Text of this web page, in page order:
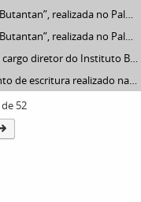
Cerimônia de entrega da “Medalha Instituto Butantan”, realizada no Palácio dos Bandeirantes. Da esquerda para direita, André Franco Montoro, Governador de São Paulo, João Yunes, Secretário Estadual da Saúde, Deputado Estadual Aloysio Nunes, José Aristodemo Pinotti, Secretário Estadual da Educação e Dra. Maria Luiza Beçak
Cerimônia de entrega da “Medalha Instituto Butantan”, realizada no Palácio dos Bandeirantes. Em primeiro plano está André Franco Montoro, Governador de São Paulo ao microfone, ao fundo da esquerda para direita, 1º Dr. Dário Pinto de Miranda, 2º João Yunes, Secretário Estadual da Saúde, 3º Deputado Estadual Aloysio Nunes, 4º José Aristodemo Pinotti, Secretário Estadual da Educação, 5º Dra. Maria Luiza Beçak, 6º Dr. Willy Beçak, Diretor do Instituto Butantan.
Cerimônia de posse do dr. Willy Beçak para o cargo diretor do Instituto Butantan. Evento ocorrido no auditório do Museu Biológico, mesa principal da esquerda para direita, 3º Dr. Willy Beçak, 4º Dr. Bruno Soerensen Cardozo. Primeira fileira da plateia da esquerda para direita, 8º Dra. Maria Luiza Beçak, 11º Alba Lavras.
Instituição da Fundação Butantan. Lavramento de escritura realizado na sala de reuniões da Casa Afrânio de Amaral, da esquerda para direita, 1º Dra. Zuleika Picarelli Ribeiro do Valle, 2º Dr. José Ribeiro do Valle, 5º Maria Luiza Beçak, 6º Dra. Hisako Gondo Higashi, 8º Luiz Rodolpho Raja Gabaglia Travassos, 9º Maria Elizabeth Sbrogio de Almeida, 12º Dr. Ney Galvão da Silva, 13º Dr. Jesus Carlos Machado, 14º [Rubens Beçak]
de 52